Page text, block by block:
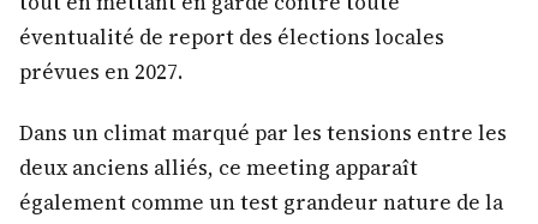
éventualité de report des élections locales
prévues en 2027.
Dans un climat marqué par les tensions entre les
deux anciens alliés, ce meeting apparaît
également comme un test grandeur nature de la